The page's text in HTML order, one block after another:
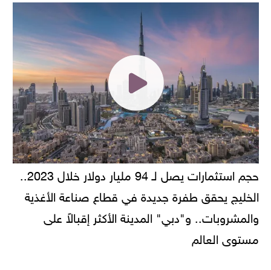
الخليج يحقق طفرة جديدة في قطاع صناعة الأغذية
والمشروبات.. و"دبي" المدينة الأكثر إقبالاً على
مستوى العالم